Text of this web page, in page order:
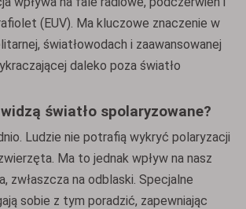
(EUV). Ma kluczowe znaczenie w
światłowodach i zaawansowanej
daleko poza światło
światło spolaryzowane?
Ludzie nie potrafią wykryć polaryzacji
Ma to jednak wpływ na nasz
zwłaszcza na odblaski. Specjalne
sobie z tym poradzić, zapewniając